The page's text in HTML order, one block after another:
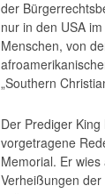
der
nur in den USA
Menschen, von
„Southern
Der Prediger
vorgetragene
Memorial. Er
Verheißungen